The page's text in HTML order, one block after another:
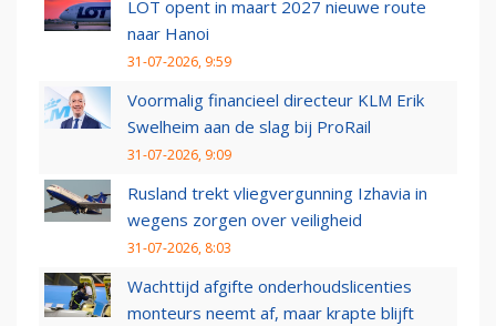
LOT opent in maart 2027 nieuwe route
naar Hanoi
31-07-2026, 9:59
Voormalig financieel directeur KLM Erik
Swelheim aan de slag bij ProRail
31-07-2026, 9:09
Rusland trekt vliegvergunning Izhavia in
wegens zorgen over veiligheid
31-07-2026, 8:03
Wachttijd afgifte onderhoudslicenties
monteurs neemt af, maar krapte blijft